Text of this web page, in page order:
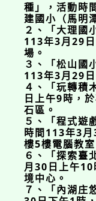
種」，活動時
建國小（馬明
２、「大理國
113年3月29
場。
３、「松山國
113年3月29
４、「玩轉積
日上午9時，
石區。
５、「程式遊
時間113年3
樓5樓電腦教室
６、「探索臺
月30日上午
境中心。
７、「內湖庄